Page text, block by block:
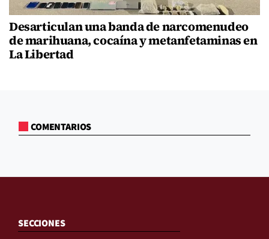
Desarticulan una banda de narcomenudeo
de marihuana, cocaína y metanfetaminas en
La Libertad
COMENTARIOS
SECCIONES